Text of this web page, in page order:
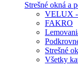
Strešné okná a
VELUX -
FAKRO
Strešné
Všetky